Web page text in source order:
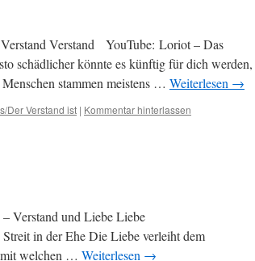
Verstand YouTube: Loriot – Das
schädlicher könnte es künftig für dich werden,
stammen meistens … Weiterlesen →
Der Verstand ist | Kommentar hinterlassen
Verstand und Liebe Liebe
der Ehe Die Liebe verleiht dem
mit welchen … Weiterlesen →